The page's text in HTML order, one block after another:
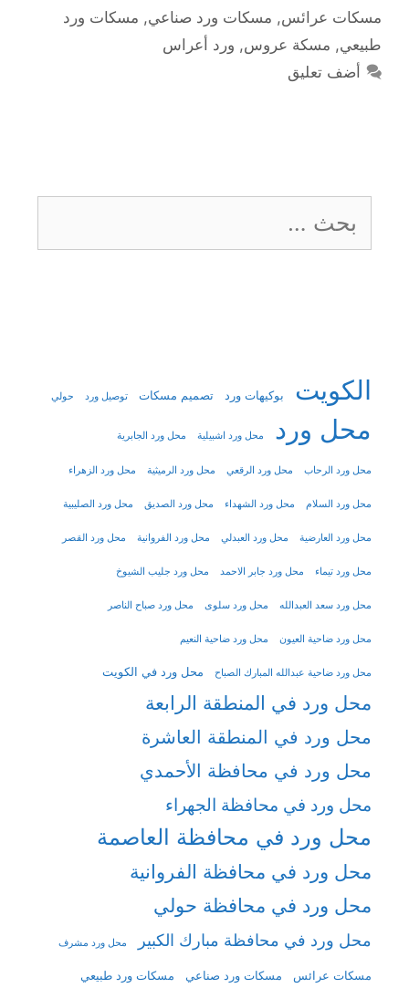
مسكات عرائس, مسكات ورد صناعي, مسكات ورد
طبيعي, مسكة عروس, ورد أعراس
أضف تعليق
عن:
الكويت بوكيهات ورد تصميم مسكات توصيل ورد حولي
محل ورد محل ورد اشبيلية محل ورد الجابرية
محل ورد الرحاب محل ورد الرقعي محل ورد الرميثية محل ورد الزهراء
محل ورد السلام محل ورد الشهداء محل ورد الصديق محل ورد الصليبية
محل ورد العارضية محل ورد العبدلي محل ورد الفروانية محل ورد القصر
محل ورد تيماء محل ورد جابر الاحمد محل ورد جليب الشيوخ
محل ورد سعد العبدالله محل ورد سلوى محل ورد صباح الناصر
محل ورد ضاحية العيون محل ورد ضاحية النعيم
محل ورد ضاحية عبدالله المبارك الصباح محل ورد في الكويت
محل ورد في المنطقة الرابعة
محل ورد في المنطقة العاشرة
محل ورد في محافظة الأحمدي
محل ورد في محافظة الجهراء
محل ورد في محافظة العاصمة
محل ورد في محافظة الفروانية
محل ورد في محافظة حولي
محل ورد في محافظة مبارك الكبير محل ورد مشرف
مسكات عرائس مسكات ورد صناعي مسكات ورد طبيعي